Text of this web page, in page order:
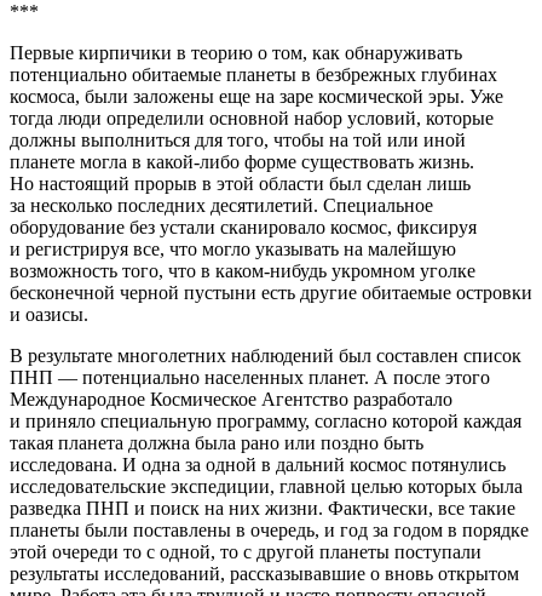
***
Первые кирпичики в теорию о том, как обнаруживать
потенциально обитаемые планеты в безбрежных глубинах
космоса, были заложены еще на заре космической эры. Уже
тогда люди определили основной набор условий, которые
должны выполниться для того, чтобы на той или иной
планете могла в какой-либо форме существовать жизнь.
Но настоящий прорыв в этой области был сделан лишь
за несколько последних десятилетий. Специальное
оборудование без устали сканировало космос, фиксируя
и регистрируя все, что могло указывать на малейшую
возможность того, что в каком-нибудь укромном уголке
бесконечной черной пустыни есть другие обитаемые островки
и оазисы.
В результате многолетних наблюдений был составлен список
ПНП — потенциально населенных планет. А после этого
Международное Космическое Агентство разработало
и приняло специальную программу, согласно которой каждая
такая планета должна была рано или поздно быть
исследована. И одна за одной в дальний космос потянулись
исследовательские экспедиции, главной целью которых была
разведка ПНП и поиск на них жизни. Фактически, все такие
планеты были поставлены в очередь, и год за годом в порядке
этой очереди то с одной, то с другой планеты поступали
результаты исследований, рассказывавшие о вновь открытом